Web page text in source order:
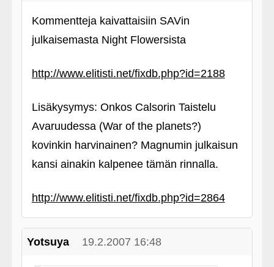
Kommentteja kaivattaisiin SAVin
julkaisemasta Night Flowersista
http://www.elitisti.net/fixdb.php?id=2188
Lisäkysymys: Onkos Calsorin Taistelu
Avaruudessa (War of the planets?)
kovinkin harvinainen? Magnumin julkaisun
kansi ainakin kalpenee tämän rinnalla.
http://www.elitisti.net/fixdb.php?id=2864
Yotsuya 19.2.2007 16:48